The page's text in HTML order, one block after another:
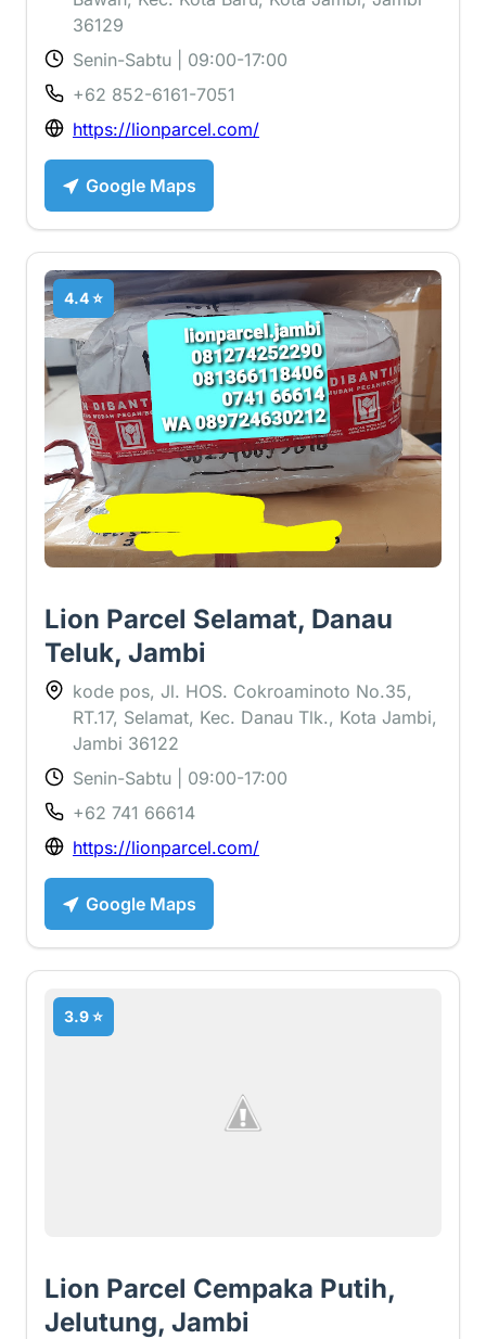
36129
Senin-Sabtu | 09:00-17:00
+62 852-6161-7051
https://lionparcel.com/
Google Maps
4.4 ⭐
Lion Parcel Selamat, Danau
Teluk, Jambi
kode pos, Jl. HOS. Cokroaminoto No.35,
RT.17, Selamat, Kec. Danau Tlk., Kota Jambi,
Jambi 36122
Senin-Sabtu | 09:00-17:00
+62 741 66614
https://lionparcel.com/
Google Maps
3.9 ⭐
Lion Parcel Cempaka Putih,
Jelutung, Jambi